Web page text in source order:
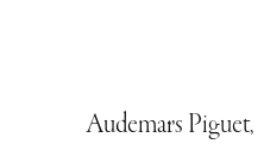
Audemars Piguet,